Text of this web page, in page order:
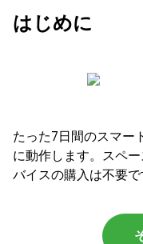
はじめに
たった7日間のスマー
に動作します。スペ
バイスの購入は不要で